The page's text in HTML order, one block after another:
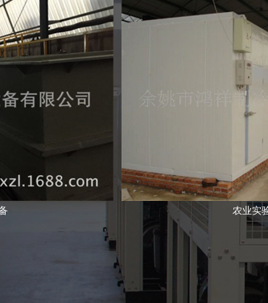
农业实验设备